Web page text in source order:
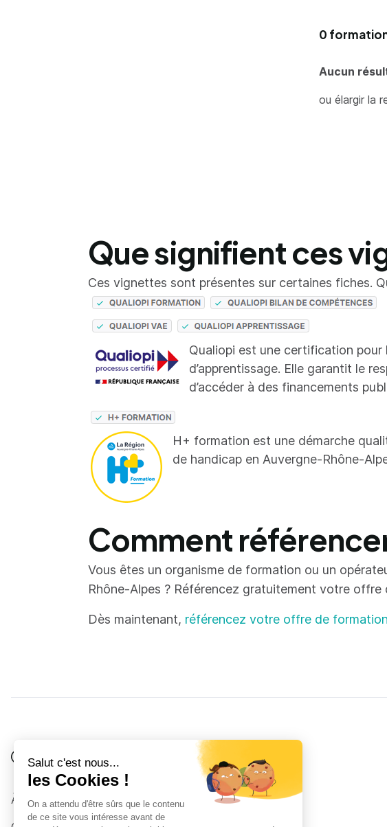
0
Aucun
ou élargir la
Que signifient ces
Ces vignettes sont présentes sur certaines fiches.
Qualiopi est une certification
d’apprentissage. Elle garantit le
d’accéder à des financements
H+ formation est une démarche
de handicap en Auvergne-Rhône-
Comment
Vous êtes un organisme de formation ou un
Rhône-Alpes ? Référencez gratuitement votre
Dès maintenant, référencez votre offre de
Côté Formations
À propos
Je suis
Au collège